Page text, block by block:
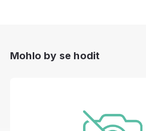
Mohlo by se hodit